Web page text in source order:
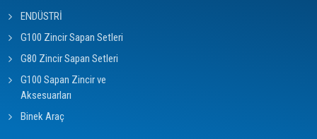
ENDÜSTRİ
G100 Zincir Sapan Setleri
G80 Zincir Sapan Setleri
G100 Sapan Zincir ve
Aksesuarları
Binek Araç